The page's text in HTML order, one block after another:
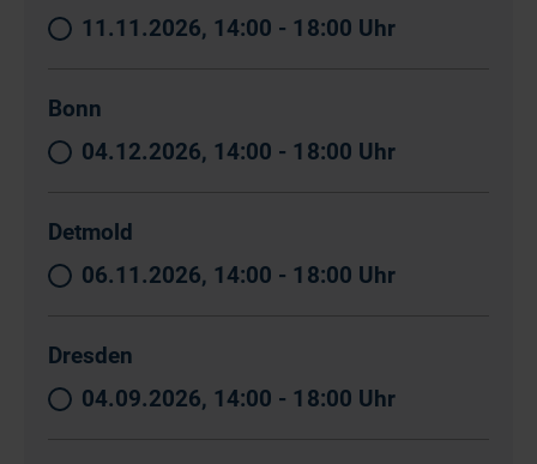
11.11.2026, 14:00 - 18:00 Uhr
Bonn
04.12.2026, 14:00 - 18:00 Uhr
Detmold
06.11.2026, 14:00 - 18:00 Uhr
Dresden
04.09.2026, 14:00 - 18:00 Uhr